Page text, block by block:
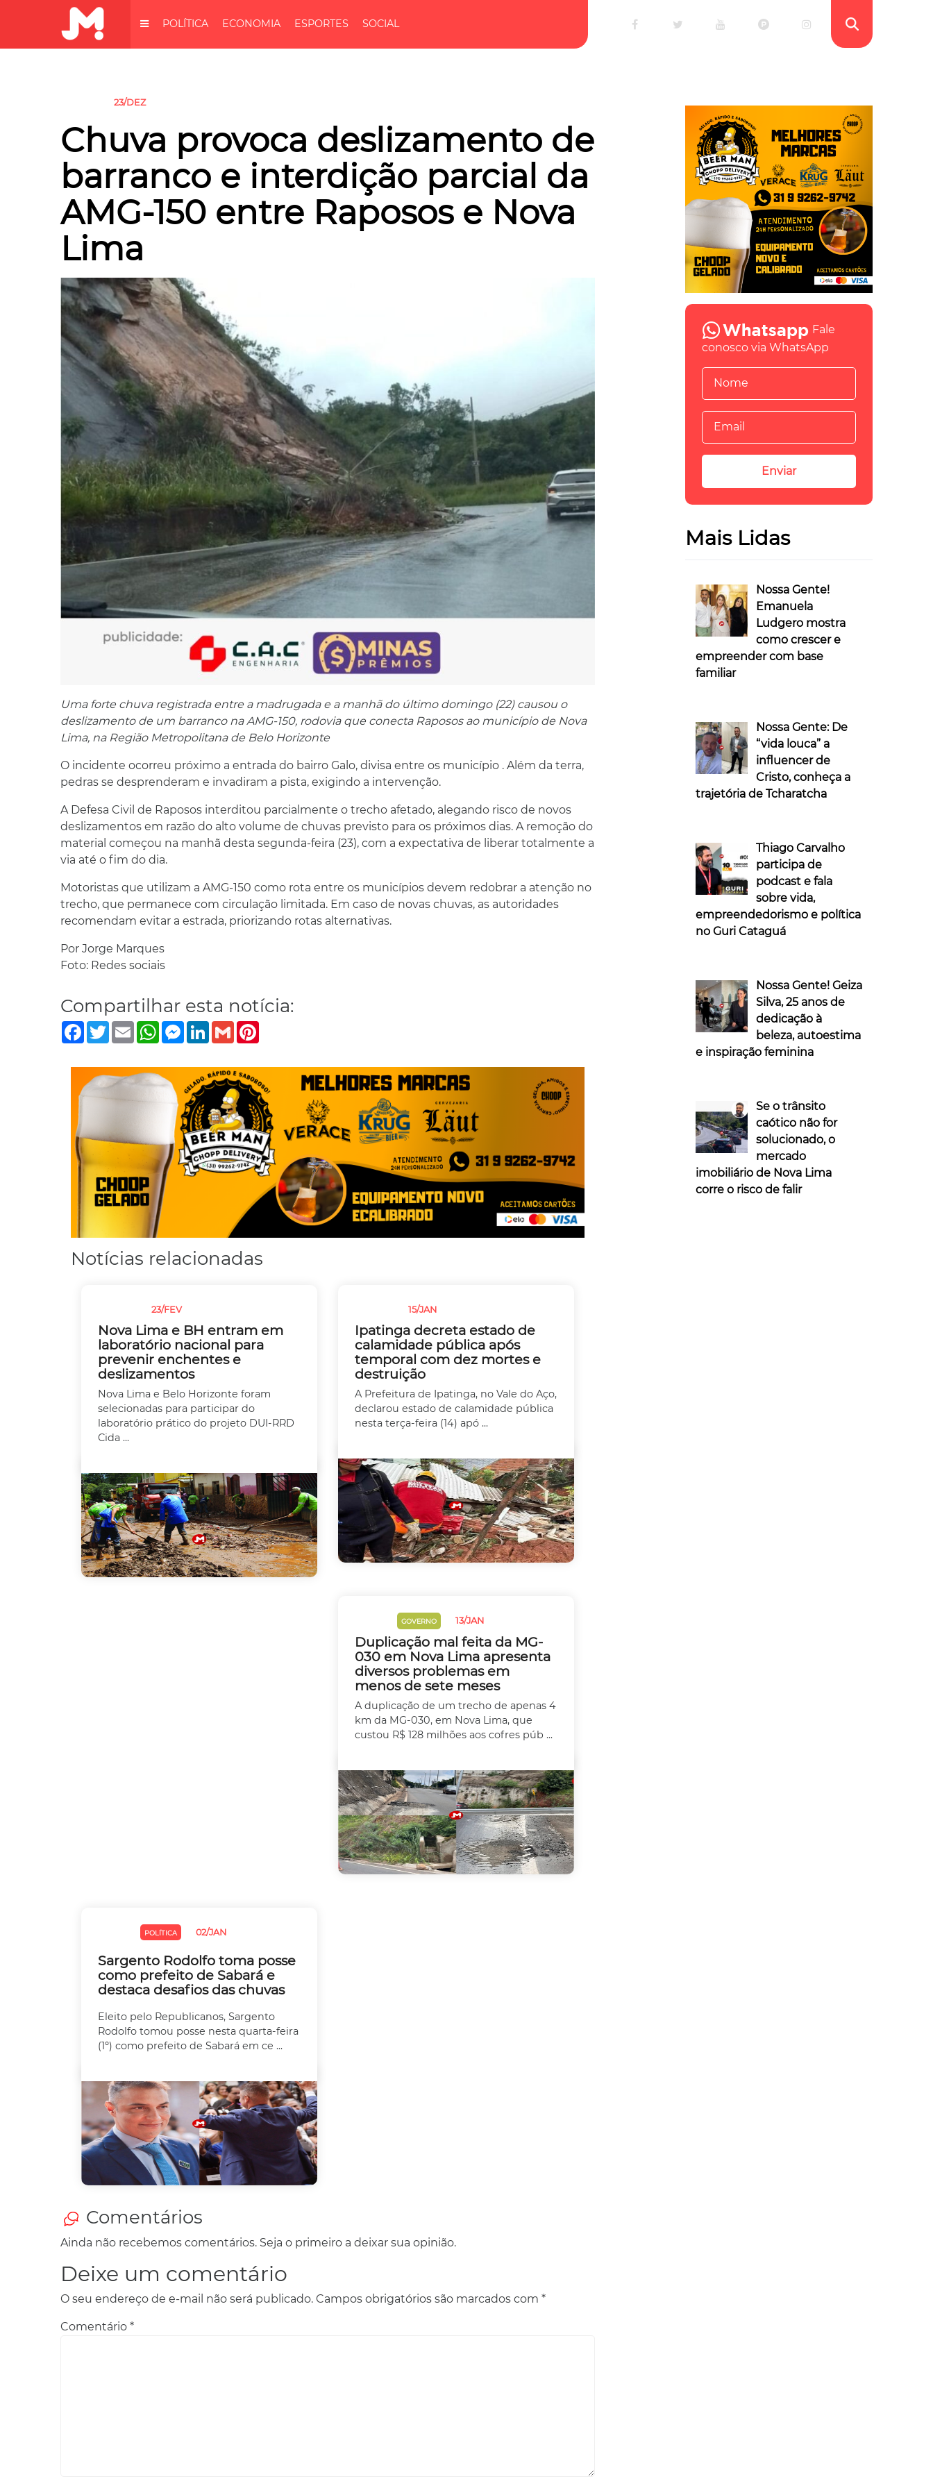
POLÍTICA ECONOMIA ESPORTES SOCIAL
23/DEZ
Chuva provoca deslizamento de
barranco e interdição parcial da
AMG-150 entre Raposos e Nova
Lima
Uma forte chuva registrada entre a madrugada e a manhã do último domingo (22) causou o
deslizamento de um barranco na AMG-150, rodovia que conecta Raposos ao município de Nova
Lima, na Região Metropolitana de Belo Horizonte
O incidente ocorreu próximo a entrada do bairro Galo, divisa entre os município . Além da terra,
pedras se desprenderam e invadiram a pista, exigindo a intervenção.
A Defesa Civil de Raposos interditou parcialmente o trecho afetado, alegando risco de novos
deslizamentos em razão do alto volume de chuvas previsto para os próximos dias. A remoção do
material começou na manhã desta segunda-feira (23), com a expectativa de liberar totalmente a
via até o fim do dia.
Motoristas que utilizam a AMG-150 como rota entre os municípios devem redobrar a atenção no
trecho, que permanece com circulação limitada. Em caso de novas chuvas, as autoridades
recomendam evitar a estrada, priorizando rotas alternativas.
Por Jorge Marques
Foto: Redes sociais
Compartilhar esta notícia:
Facebook
TwitterEmailWhatsApp
Messenger
LinkedIn
Gmail
Notícias relacionadas
23/FEV
Nova Lima e BH entram em
laboratório nacional para
prevenir enchentes e
deslizamentos
Nova Lima e Belo Horizonte foram
selecionadas para participar do
laboratório prático do projeto DUI-RRD
Cida ...
15/JAN
Ipatinga decreta estado de
calamidade pública após
temporal com dez mortes e
destruição
A Prefeitura de Ipatinga, no Vale do Aço,
declarou estado de calamidade pública
nesta terça-feira (14) apó ...
GOVERNO 13/JAN
Duplicação mal feita da MG-
030 em Nova Lima apresenta
diversos problemas em
menos de sete meses
A duplicação de um trecho de apenas 4
km da MG-030, em Nova Lima, que
custou R$ 128 milhões aos cofres púb ...
POLÍTICA 02/JAN
Sargento Rodolfo toma posse
como prefeito de Sabará e
destaca desafios das chuvas
Eleito pelo Republicanos, Sargento
Rodolfo tomou posse nesta quarta-feira
(1º) como prefeito de Sabará em ce ...
Comentários
Ainda não recebemos comentários. Seja o primeiro a deixar sua opinião.
Deixe um comentário
O seu endereço de e-mail não será publicado. Campos obrigatórios são marcados com *
Comentário *
Fale
conosco via WhatsApp
Mais Lidas
Nossa Gente!
Emanuela
Ludgero mostra
como crescer e
empreender com base
familiar
Nossa Gente: De
“vida louca” a
influencer de
Cristo, conheça a
trajetória de Tcharatcha
Thiago Carvalho
participa de
podcast e fala
sobre vida,
empreendedorismo e política
no Guri Cataguá
Nossa Gente! Geiza
Silva, 25 anos de
dedicação à
beleza, autoestima
e inspiração feminina
Se o trânsito
caótico não for
solucionado, o
mercado
imobiliário de Nova Lima
corre o risco de falir